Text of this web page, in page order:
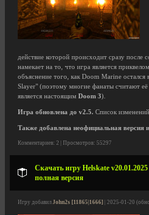
действие которой происходит сразу после
намекает на то, что игра является
объяснение того, как Doom Marine остался
Slayer" (поэтому многие фанаты считают её
является настоящим Doom 3).
Игра обновлена до v2.5. Список
Также добавлена неофициальная версия
Комментариев: 2 | Просмотров: 55297
Скачать игру Helskate
полная версия
Игру добавил John2s [11865|1666] | 2025-01-20